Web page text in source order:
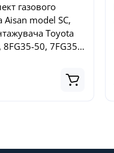
газового
Aisan model SC,
Toyota
8FG35-50, 7FG35-